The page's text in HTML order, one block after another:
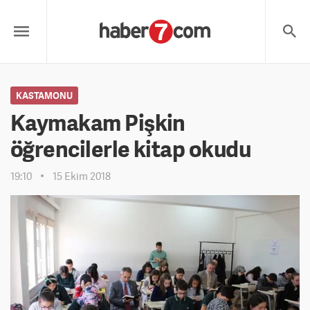
KASTAMONU
Kaymakam Pişkin
öğrencilerle kitap okudu
19:10 15 Ekim 2018